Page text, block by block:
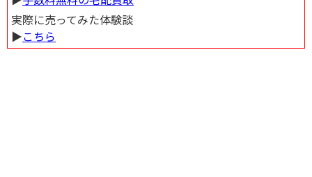
ングの休憩に、ぜひ道の駅「ひがしかわ『道草館』」へお立ち寄りくださ
い。
実際に売ってみた体験談
▶︎こちら